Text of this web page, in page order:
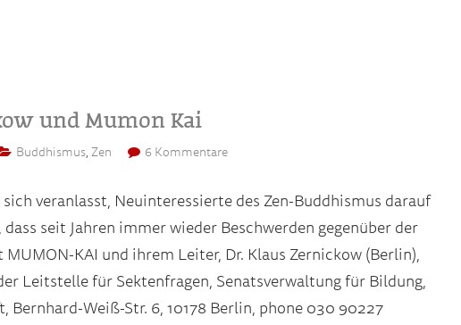
und Mumon Kai
Buddhismus, Zen 6 Kommentare
veranlasst, Neuinteressierte des Zen-Buddhismus darauf
seit Jahren immer wieder Beschwerden gegenüber der
KAI und ihrem Leiter, Dr. Klaus Zernickow (Berlin),
Leitstelle für Sektenfragen, Senatsverwaltung für Bildung,
Bernhard-Weiß-Str. 6, 10178 Berlin, phone 030 90227